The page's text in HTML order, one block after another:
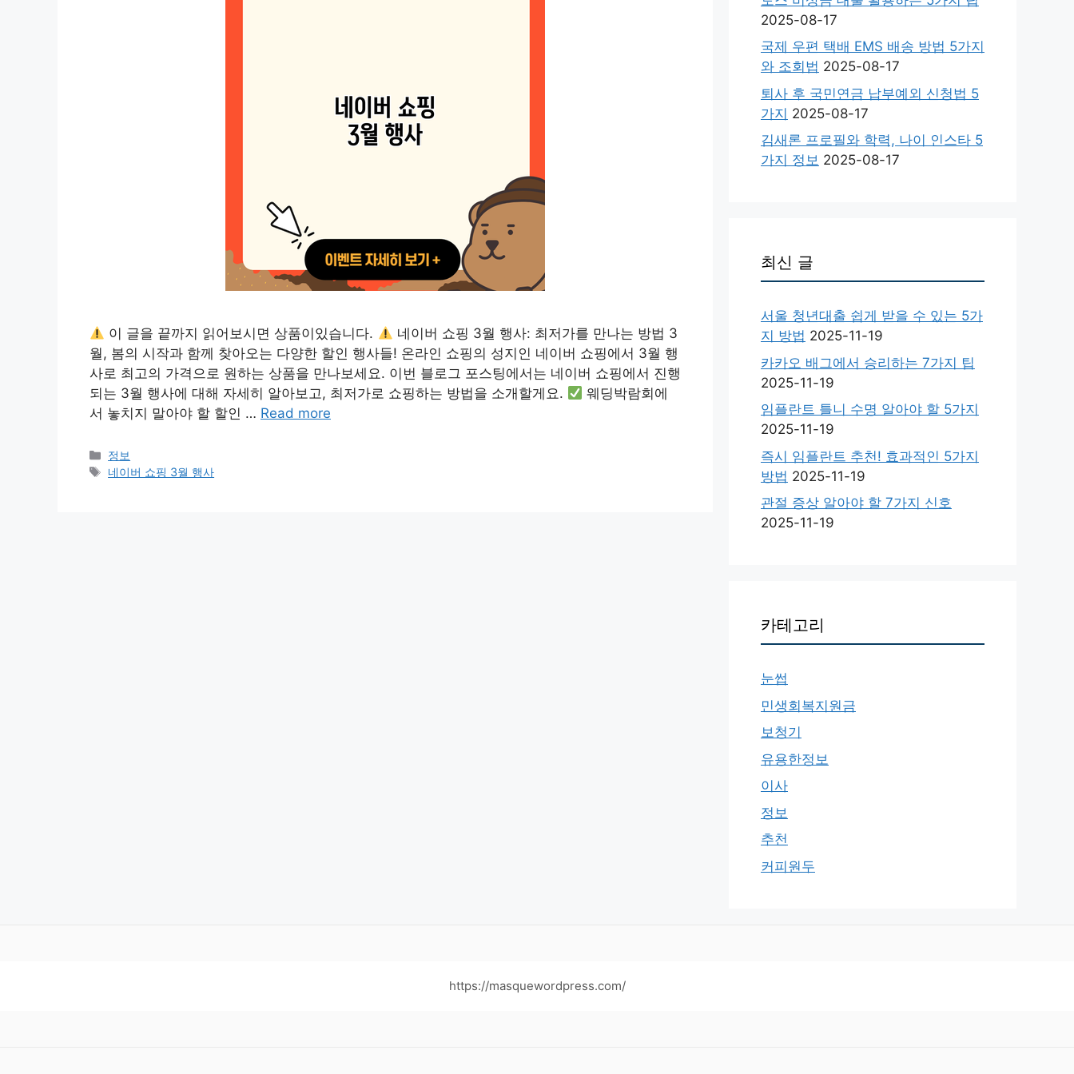
이 글을 끝까지 읽어보시면 상품이있습니다.
네이버 쇼핑 3월 행사: 최저가를 만나는 방법 3
월, 봄의 시작과 함께 찾아오는 다양한 할인 행사들! 온라인 쇼핑의 성지인 네이버 쇼핑에서 3월 행
사로 최고의 가격으로 원하는 상품을 만나보세요. 이번 블로그 포스팅에서는 네이버 쇼핑에서 진행
되는 3월 행사에 대해 자세히 알아보고, 최저가로 쇼핑하는 방법을 소개할게요.
웨딩박람회에
서 놓치지 말아야 할 할인 … Read more
카
테
정보
태
네이버 쇼핑 3월 행사
2025-08-17
국제 우편 택배 EMS 배송 방법 5가지
와 조회법 2025-08-17
퇴사 후 국민연금 납부예외 신청법 5
가지 2025-08-17
김새론 프로필와 학력, 나이 인스타 5
가지 정보 2025-08-17
최신 글
서울 청년대출 쉽게 받을 수 있는 5가
지 방법 2025-11-19
카카오 배그에서 승리하는 7가지 팁
2025-11-19
임플란트 틀니 수명 알아야 할 5가지
2025-11-19
즉시 임플란트 추천! 효과적인 5가지
방법 2025-11-19
관절 증상 알아야 할 7가지 신호
2025-11-19
카테고리
눈썹
민생회복지원금
보청기
유용한정보
이사
정보
추천
커피원두
https://masquewordpress.com/